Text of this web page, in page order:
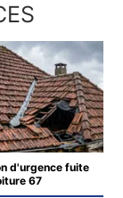
d'urgence fuite
67